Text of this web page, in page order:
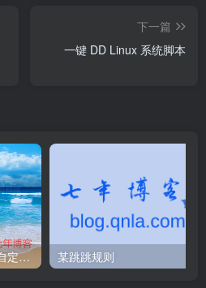
下一篇
一键 DD Linux 系统脚本
推荐个持续更新的李跳跳自定义规则 某跳跳规则